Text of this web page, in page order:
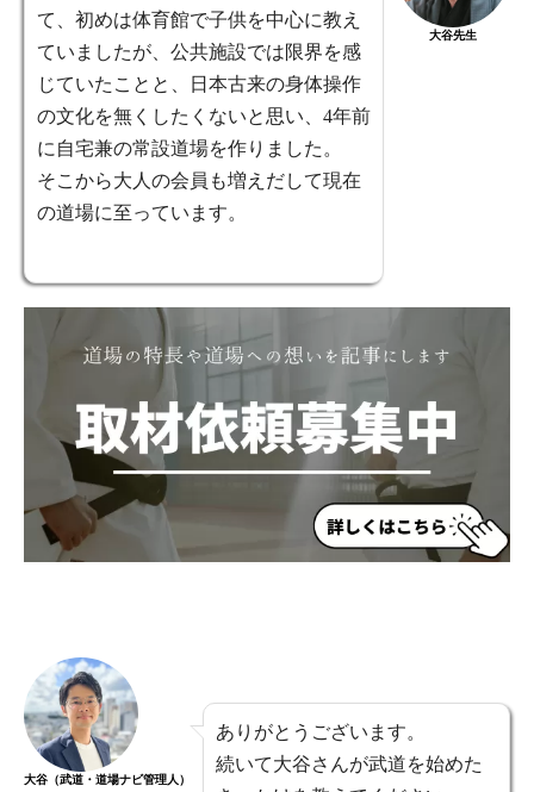
て、初めは体育館で子供を中心に教え
ていましたが、公共施設では限界を感
じていたことと、日本古来の身体操作
の文化を無くしたくないと思い、4年前
に自宅兼の常設道場を作りました。
そこから大人の会員も増えだして現在
の道場に至っています。
大谷先生
大谷（武道・道場ナビ管理人）
ありがとうございます。
続いて大谷さんが武道を始めた